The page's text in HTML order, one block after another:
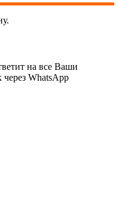
на все Ваши
через WhatsApp